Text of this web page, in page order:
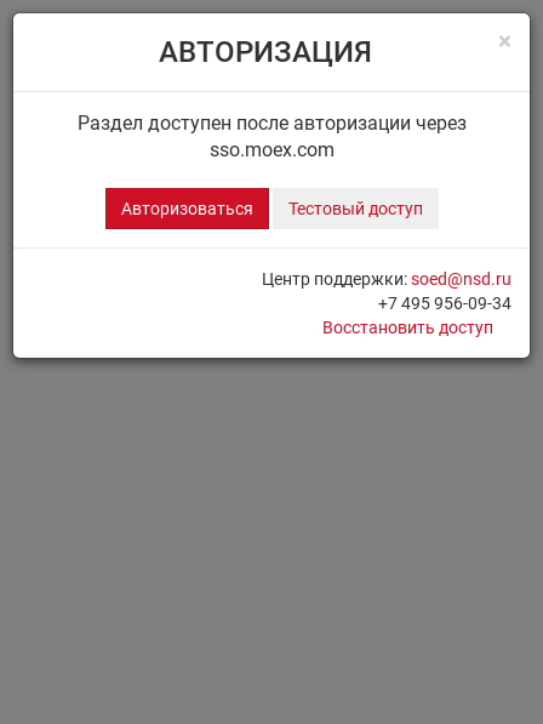
Menu
ДИСК.СООБЩЕНИЯ
×
АВТОРИЗАЦИЯ
Раздел доступен после авторизации через
sso.moex.com
Авторизоваться Тестовый доступ
Центр поддержки:soed@nsd.ru
+7 495 956-09-34
Восстановить доступ